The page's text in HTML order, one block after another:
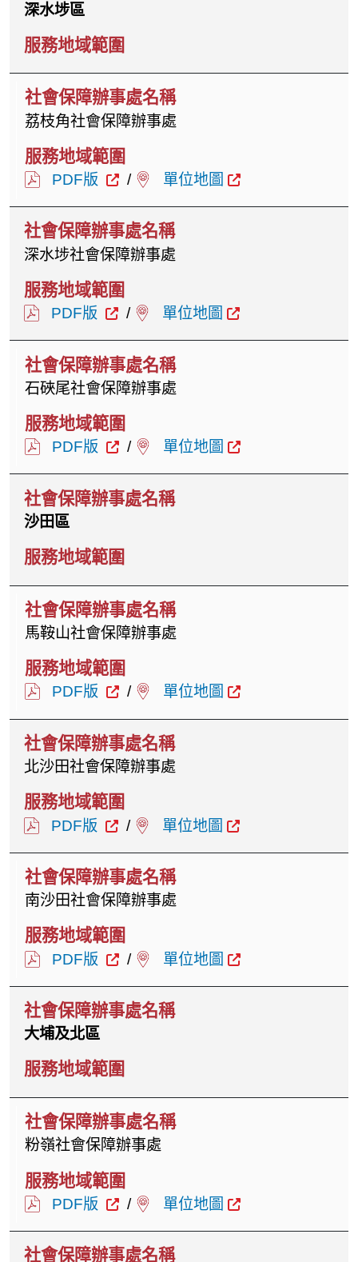
深水埗區
荔枝角社會保障辦事處
PDF版 / 單位地圖
深水埗社會保障辦事處
PDF版 / 單位地圖
石硤尾社會保障辦事處
PDF版 / 單位地圖
沙田區
馬鞍山社會保障辦事處
PDF版 / 單位地圖
北沙田社會保障辦事處
PDF版 / 單位地圖
南沙田社會保障辦事處
PDF版 / 單位地圖
大埔及北區
粉嶺社會保障辦事處
PDF版 / 單位地圖